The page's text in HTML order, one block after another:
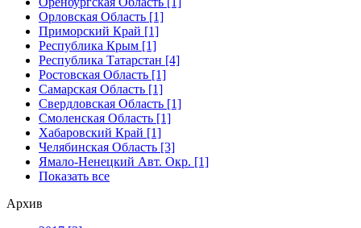
Орловская Область [1]
Приморский Край [1]
Республика Крым [1]
Республика Татарстан [4]
Ростовская Область [1]
Самарская Область [1]
Свердловская Область [1]
Смоленская Область [1]
Хабаровский Край [1]
Челябинская Область [3]
Ямало-Ненецкий Авт. Окр. [1]
Показать все
Архив